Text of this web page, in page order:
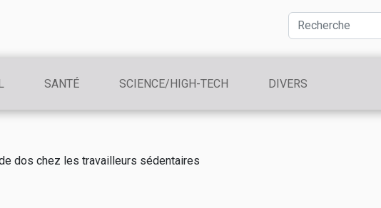
SANTÉ SCIENCE/HIGH-TECH DIVERS
dos chez les travailleurs sédentaires